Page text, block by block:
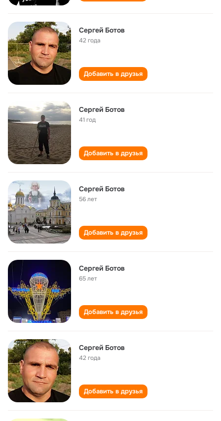
Сергей Ботов
42 года
Добавить в друзья
Сергей Ботов
41 год
Добавить в друзья
Сергей Ботов
56 лет
Добавить в друзья
Сергей Ботов
65 лет
Добавить в друзья
Сергей Ботов
42 года
Добавить в друзья